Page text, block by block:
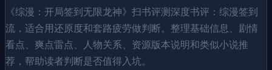
《综漫：开局签到无限龙神》扫书评测深度书评：综漫签到
流，适合用还原度和套路疲劳做判断。整理基础信息、剧情
看点、爽点雷点、人物关系、资源版本说明和类似小说推
荐，帮助读者判断是否值得入坑。